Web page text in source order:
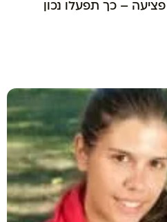
– כך תפעלו נכון